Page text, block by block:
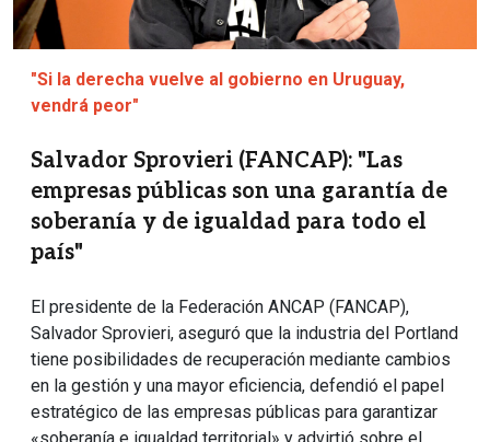
"Si la derecha vuelve al gobierno en Uruguay,
vendrá peor"
Salvador Sprovieri (FANCAP): "Las
empresas públicas son una garantía de
soberanía y de igualdad para todo el
país"
El presidente de la Federación ANCAP (FANCAP),
Salvador Sprovieri, aseguró que la industria del Portland
tiene posibilidades de recuperación mediante cambios
en la gestión y una mayor eficiencia, defendió el papel
estratégico de las empresas públicas para garantizar